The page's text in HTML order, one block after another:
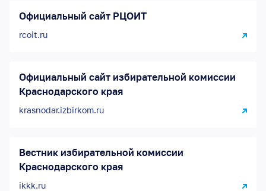
Официальный сайт РЦОИТ
rcoit.ru
Официальный сайт избирательной комиссии
Краснодарского края
krasnodar.izbirkom.ru
Вестник избирательной комиссии
Краснодарского края
ikkk.ru